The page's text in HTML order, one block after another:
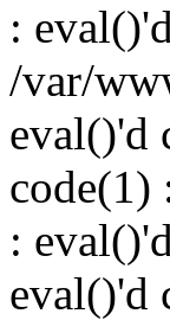
:
/var/
eval()'d
code(1)
:
eval()'d